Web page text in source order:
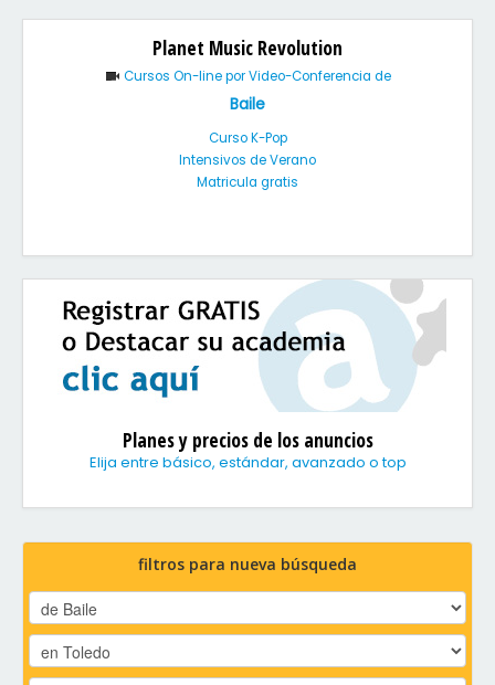
Planet Music Revolution
Cursos On-line por Video-Conferencia de
Baile
Curso K-Pop
Intensivos de Verano
Matricula gratis
Planes y precios de los anuncios
Elija entre básico, estándar, avanzado o top
filtros para nueva búsqueda